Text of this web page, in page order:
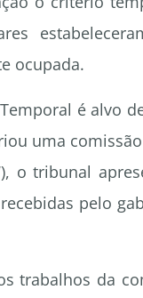
ocupada.
é alvo
uma
o tribunal
pelo
trabalhos da